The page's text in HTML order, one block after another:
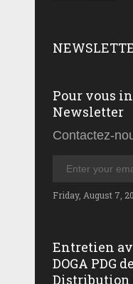
Pour vous
Newsletter
Contactez-
Friday, August 7,
Entretien
DOGA PDG
Distribution